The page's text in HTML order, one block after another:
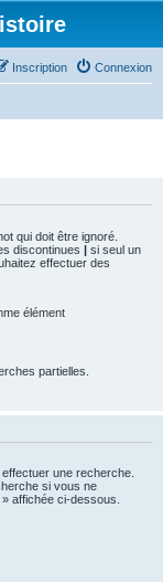
Connexion
Inscription
qui doit être ignoré.
discontinues | si seul un
effectuer des
élément
partielles.
une recherche.
si vous ne
affichée ci-dessous.